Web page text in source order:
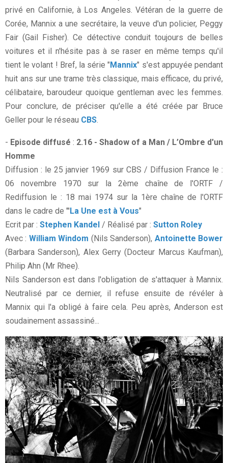
privé en Californie, à Los Angeles. Vétéran de la guerre de
Corée, Mannix a une secrétaire, la veuve d'un policier, Peggy
Fair (Gail Fisher). Ce détective conduit toujours de belles
voitures et il n'hésite pas à se raser en même temps qu'il
tient le volant ! Bref, la série " Mannix" s'est appuyée pendant
huit ans sur une trame très classique, mais efficace, du privé,
célibataire, baroudeur quoique gentleman avec les femmes.
Pour conclure, de préciser qu'elle a été créée par Bruce
Geller pour le réseau CBS.
- Episode diffusé : 2.16 - Shadow of a Man / L’Ombre d'un
Homme
Diffusion : le 25 janvier 1969 sur CBS / Diffusion France le :
06 novembre 1970 sur la 2ème chaîne de l'ORTF /
Rediffusion le : 18 mai 1974 sur la 1ère chaîne de l'ORTF
dans le cadre de "' La Une est à Vous"
Ecrit par : Stephen Kandel / Réalisé par : Sutton Roley
Avec : William Windom (Nils Sanderson), Antoinette Bower
(Barbara Sanderson), Alex Gerry (Docteur Marcus Kaufman),
Philip Ahn (Mr Rhee).
Nils Sanderson est dans l'obligation de s'attaquer à Mannix.
Neutralisé par ce dernier, il refuse ensuite de révéler à
Mannix qui l'a obligé à faire cela. Peu après, Anderson est
soudainement assassiné...